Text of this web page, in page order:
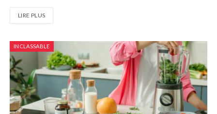
LIRE PLUS
INCLASSABLE